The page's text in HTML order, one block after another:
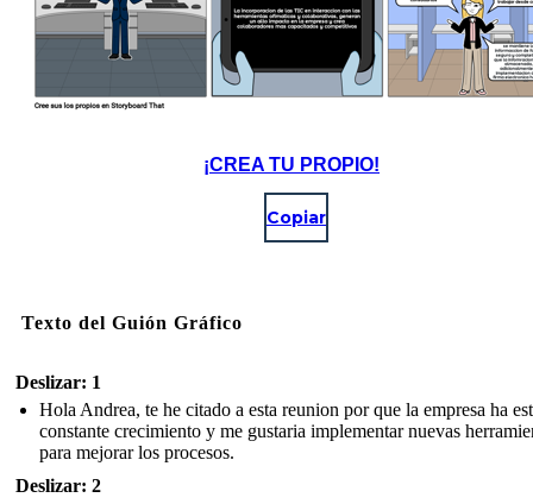
¡CREA TU PROPIO!
Copiar
Texto del Guión Gráfico
Deslizar: 1
Hola Andrea, te he citado a esta reunion por que la empresa ha
constante crecimiento y me gustaria implementar nuevas
para mejorar los procesos.
Deslizar: 2